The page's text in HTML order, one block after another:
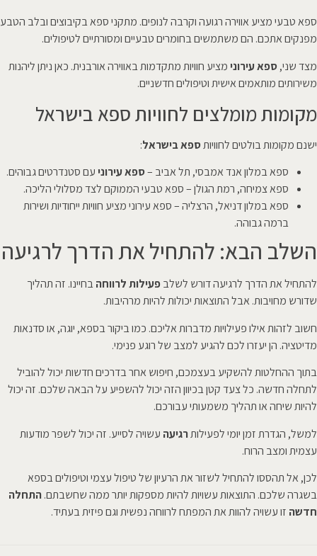
ספא טבעי מציע אווירה רגועה וקרבה לנופים. מתקני ספא בקיבוצים ובלב הטבע
מפנקים אתכם. הם משתמשים בחומרים טבעיים ומסורתיים לטיפולים.
מצד שני,ספא עירוני מציע חוויות מתקדמות באווירה אורבנית. כאן ניתן ליהנות
משירותים מותאמים אישית וטיפולים חדשניים.
מקומות מומלצים לחוויות ספא בישראל
ישנם מקומות בולטים לחוויותספא בישראל:
ספא במלון אנד אמבסי, תל אביב –ספא עירוני עם סטנדרטים גבוהים.
ספא צמיחה, רמת הגולן – ספא טבעי הממוקם לצד מסלולי הליכה.
ספא במלון דניאל, הרצליה – ספא עירוני מציע חוויות ייחודיות ושירות
ברמה גבוהה.
השלב הבא: להתחיל את הדרך לרגיעה
להתחיל את הדרך לרגיעה דורש לשלבפעילות לרווחהבחיינו. זה תהליך
שדורש מחויבות. אבל התוצאות יכולות להיות מרהיבות.
חשוב לזהות אילו פעילויות מדברות אליכם. כמו ביקור בספא, יוגה, או סדנאות
מדיטציה. הן יעזרו לכם להגיע למצב של רוגע פנימי.
בתוך ההחלטות להשקיע בעצמכם, חיפוש אחר בדרכים חדשות יכול להוביל
לתחלה חדשה. כל צעד קטן בכיוון הזה יכול להשפיע על הבאה שלכם. זה יכול
להיות שיחה או תהליך משמעותי עבורכם.
למשל, הגדרת זמן יומי לפעילותרגיעה עשויה לסייע. זה יכול לשפר מודעות
עצמית ומצב הרוח.
לכן, אל תהססו להתחיל לשזור את הרעיון של טיפול עצמי וטיפולים בספא
בשגרה שלכם. התוצאות עשויות להיות מספקות יותר ממה שחשבתם.התחלה
חדשה זו עשויה להוות את המפתח לרווחה נפשית וגם פיזית בעתיד.